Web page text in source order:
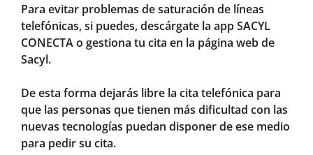
Para evitar problemas de saturación de líneas
telefónicas, si puedes, descárgate la app SACYL
CONECTA o gestiona tu cita en la página web de
Sacyl.
De esta forma dejarás libre la cita telefónica para
que las personas que tienen más dificultad con las
nuevas tecnologías puedan disponer de ese medio
para pedir su cita.